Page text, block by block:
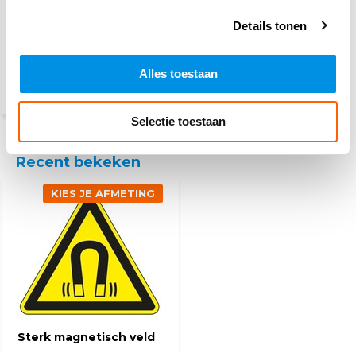
Details tonen
Alles toestaan
Selectie toestaan
(3,03 Incl. btw)
Recent bekeken
Sterk magnetisch veld
KIES JE AFMETING